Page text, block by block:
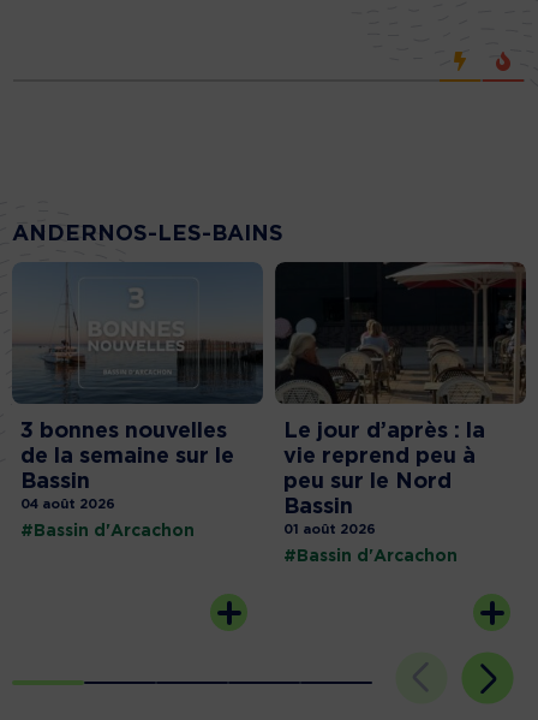
ANDERNOS-LES-BAINS
3 bonnes nouvelles
de la semaine sur le
Bassin
04 août 2026
#Bassin d'Arcachon
Le jour d’après : la
vie reprend peu à
peu sur le Nord
Bassin
01 août 2026
#Bassin d'Arcachon